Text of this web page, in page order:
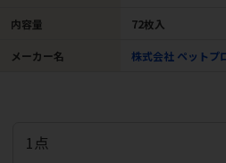
内容量 72枚入
メーカー名 株式会社 ペットプ
1点